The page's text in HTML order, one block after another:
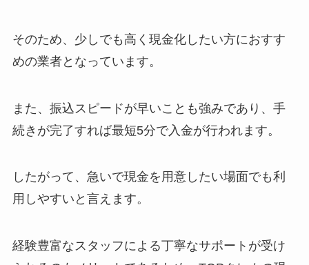
そのため、少しでも高く現金化したい方におすす
めの業者となっています。
また、振込スピードが早いことも強みであり、手
続きが完了すれば最短5分で入金が行われます。
したがって、急いで現金を用意したい場面でも利
用しやすいと言えます。
経験豊富なスタッフによる丁寧なサポートが受け